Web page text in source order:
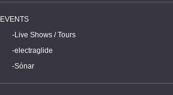
EVENTS
Live Shows / Tours
electraglide
Sónar